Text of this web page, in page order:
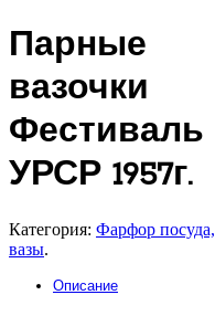
Парные
вазочки
Фестиваль
УРСР 1957г.
Категория: Фарфор посуда,
вазы.
Описание